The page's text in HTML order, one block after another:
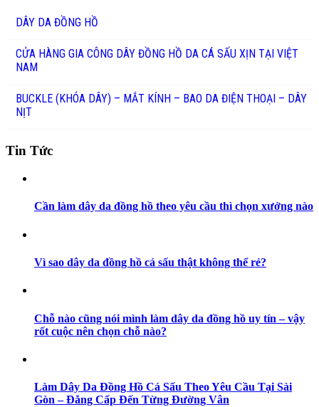
DÂY DA ĐỒNG HỒ
CỬA HÀNG GIA CÔNG DÂY ĐỒNG HỒ DA CÁ SẤU XỊN TẠI VIỆT
NAM
BUCKLE (KHÓA DÂY) – MẮT KÍNH – BAO DA ĐIỆN THOẠI – DÂY
NỊT
Tin Tức
Cần làm dây da đồng hồ theo yêu cầu thì chọn xưởng nào
Vì sao dây da đồng hồ cá sấu thật không thể rẻ?
Chỗ nào cũng nói mình làm dây da đồng hồ uy tín – vậy
rốt cuộc nên chọn chỗ nào?
Làm Dây Da Đồng Hồ Cá Sấu Theo Yêu Cầu Tại Sài
Gòn – Đẳng Cấp Đến Từng Đường Vân